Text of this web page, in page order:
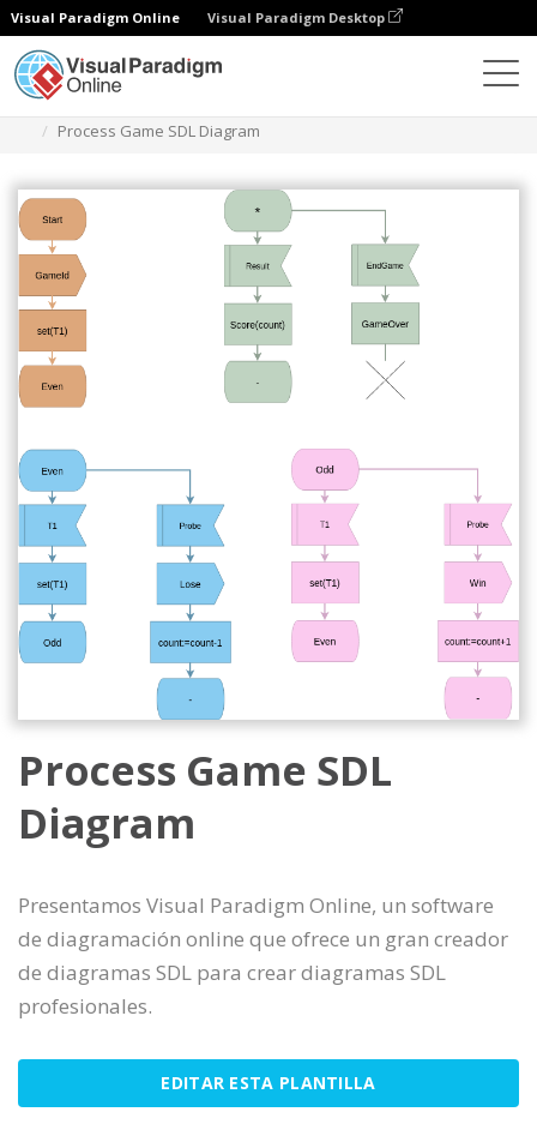
Visual Paradigm Online Visual Paradigm Desktop
Process Game SDL Diagram
Process Game SDL
Diagram
Presentamos Visual Paradigm Online, un software
de diagramación online que ofrece un gran creador
de diagramas SDL para crear diagramas SDL
profesionales.
EDITAR ESTA PLANTILLA